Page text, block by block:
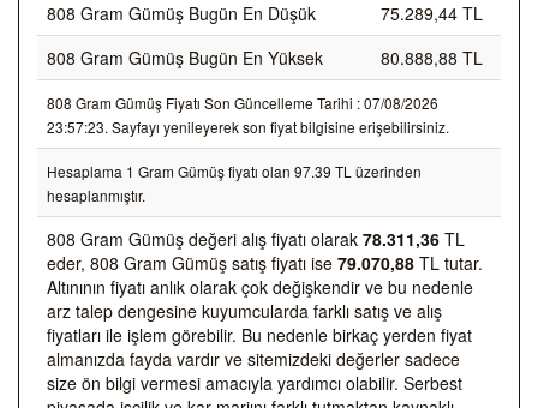
808 Gram Gümüş Bugün En Düşük
75.289,44 TL
808 Gram Gümüş Bugün En Yüksek
80.888,88 TL
808 Gram Gümüş Fiyatı Son Güncelleme Tarihi : 07/08/2026
23:57:23. Sayfayı yenileyerek son fiyat bilgisine erişebilirsiniz.
Hesaplama 1 Gram Gümüş fiyatı olan 97.39 TL üzerinden
hesaplanmıştır.
808 Gram Gümüş değeri alış fiyatı olarak 78.311,36 TL
eder, 808 Gram Gümüş satış fiyatı ise 79.070,88 TL tutar.
Altınının fiyatı anlık olarak çok değişkendir ve bu nedenle
arz talep dengesine kuyumcularda farklı satış ve alış
fiyatları ile işlem görebilir. Bu nedenle birkaç yerden fiyat
almanızda fayda vardır ve sitemizdeki değerler sadece
size ön bilgi vermesi amacıyla yardımcı olabilir. Serbest